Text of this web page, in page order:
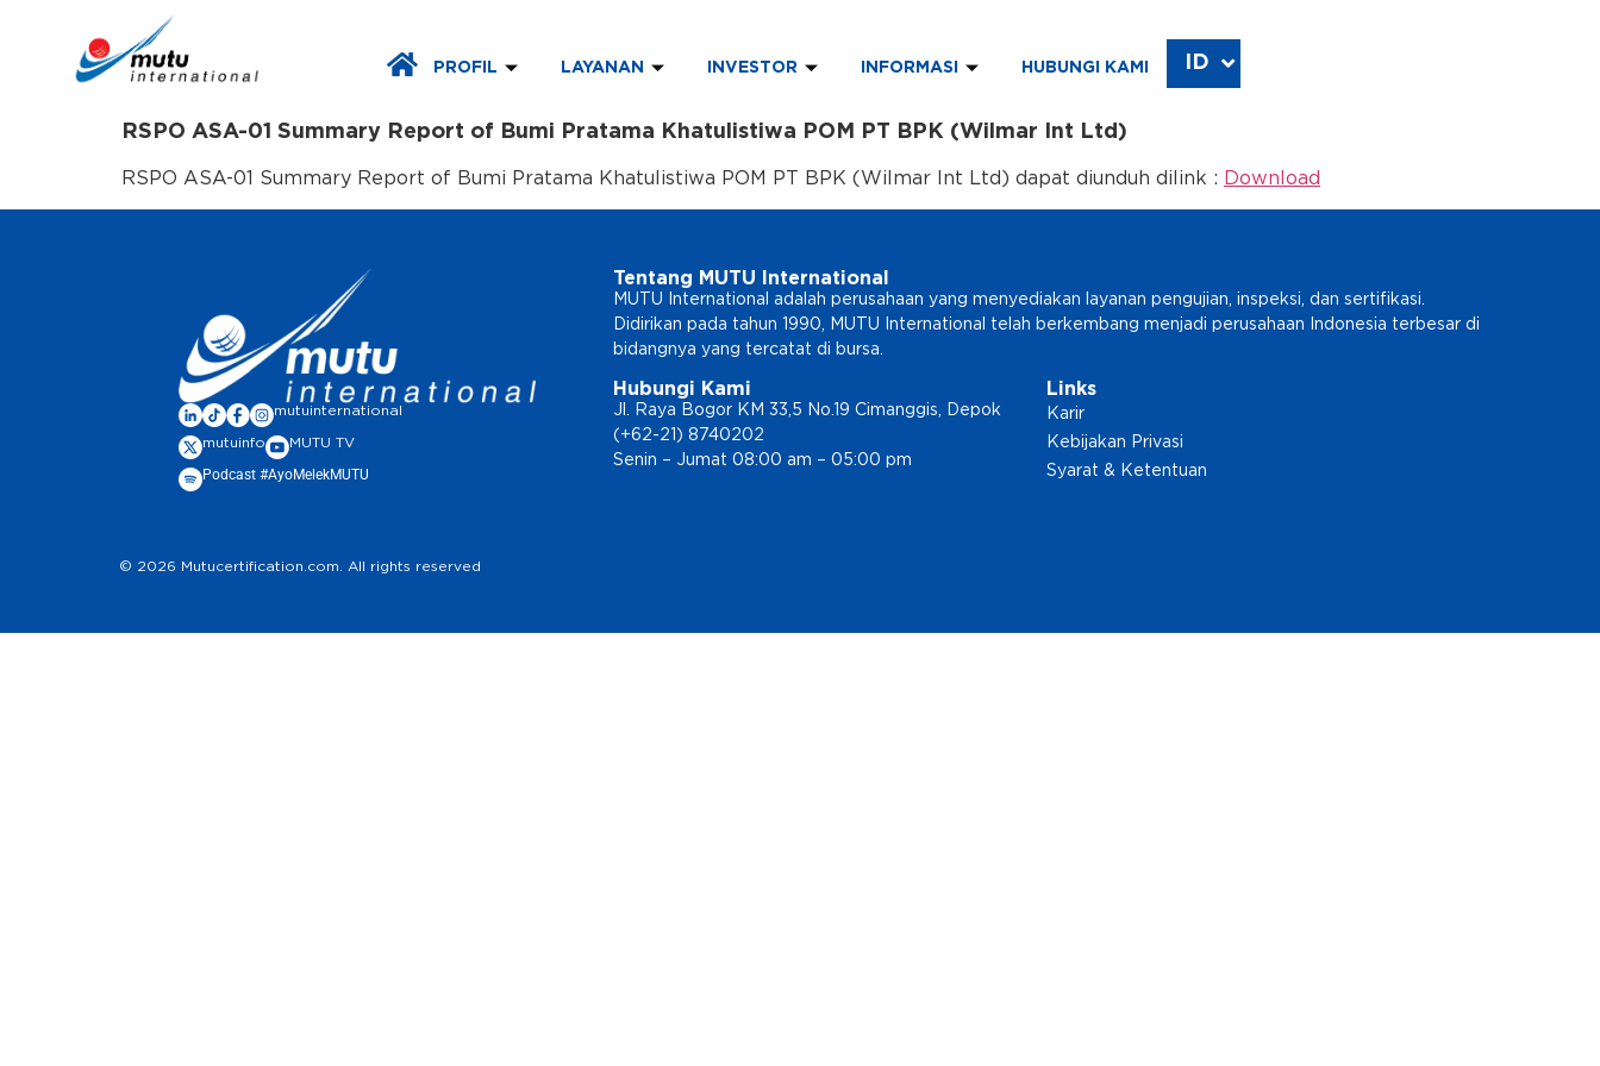
PROFIL LAYANAN INVESTOR INFORMASI HUBUNGI KAMI ID
EN
RSPO ASA-01 Summary Report of Bumi Pratama Khatulistiwa POM PT BPK (Wilmar Int Ltd)
RSPO ASA-01 Summary Report of Bumi Pratama Khatulistiwa POM PT BPK (Wilmar Int Ltd) dapat diunduh dilink : Download
mutuinternational
mutuinfo MUTU TV
Podcast #AyoMelekMUTU
Tentang MUTU International
MUTU International adalah perusahaan yang menyediakan layanan pengujian, inspeksi, dan sertifikasi.
Didirikan pada tahun 1990, MUTU International telah berkembang menjadi perusahaan Indonesia terbesar di
bidangnya yang tercatat di bursa.
Hubungi Kami
Jl. Raya Bogor KM 33,5 No.19 Cimanggis, Depok
(+62-21) 8740202
Senin – Jumat 08:00 am – 05:00 pm
Links
Karir
Kebijakan Privasi
Syarat & Ketentuan
© 2026 Mutucertification.com. All rights reserved